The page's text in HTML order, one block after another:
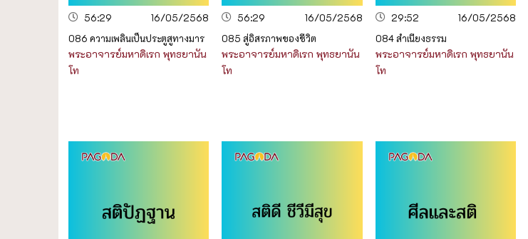
56:29
16/05/2568
086 ความเพลินเป็นประตูสูทางมาร
พระอาจารย์มหาดิเรก พุทธยานัน
โท
56:29
16/05/2568
085 สู่อิสรภาพของชีวิต
พระอาจารย์มหาดิเรก พุทธยานัน
โท
29:52
16/05/2568
084 สำเนียงธรรม
พระอาจารย์มหาดิเรก พุทธยานัน
โท